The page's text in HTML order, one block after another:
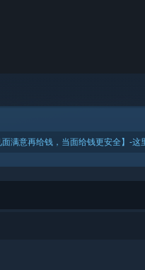
意再给钱，当面给钱更安全】-